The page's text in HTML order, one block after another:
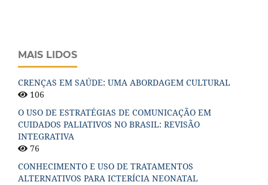
MAIS LIDOS
CRENÇAS EM SAÚDE: UMA ABORDAGEM CULTURAL
106
O USO DE ESTRATÉGIAS DE COMUNICAÇÃO EM
CUIDADOS PALIATIVOS NO BRASIL: REVISÃO
INTEGRATIVA
76
CONHECIMENTO E USO DE TRATAMENTOS
ALTERNATIVOS PARA ICTERÍCIA NEONATAL